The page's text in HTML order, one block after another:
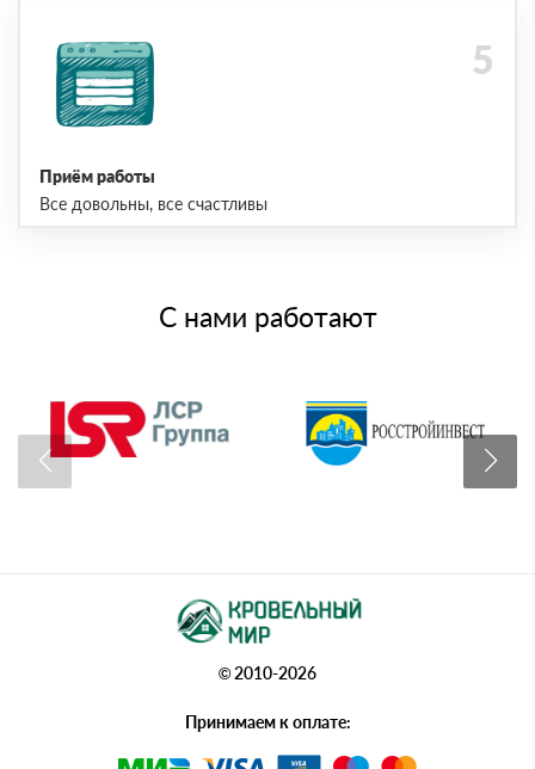
Приём работы
Все довольны, все счастливы
С нами работают
© 2010-2026
Принимаем к оплате: